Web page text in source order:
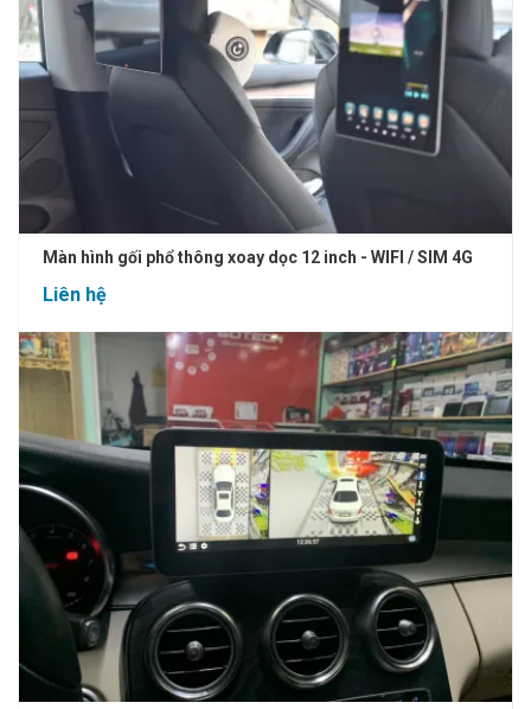
Màn hình gối phổ thông xoay dọc 12 inch - WIFI / SIM 4G
Liên hệ